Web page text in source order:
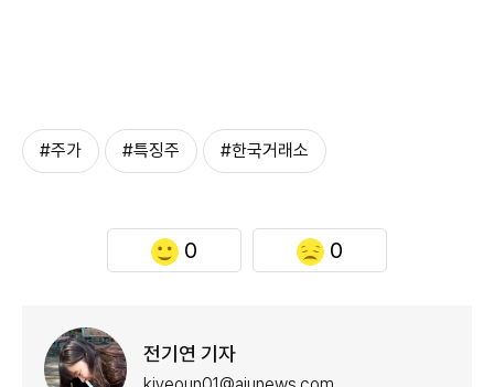
#주가 #특징주 #한국거래소
0 0
전기연 기자